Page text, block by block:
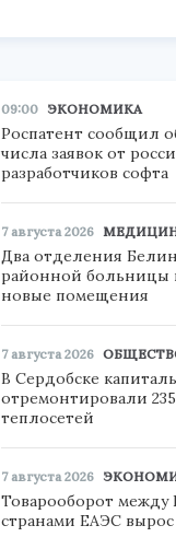
09:00 ЭКОНОМИКА
Роспатент сообщил
числа заявок от
разработчиков софта
7 августа 2026
Два отделения
районной больницы
новые помещения
7 августа 2026
В Сердобске
отремонтировали
теплосетей
7 августа 2026
Товарооборот между
странами ЕАЭС вырос